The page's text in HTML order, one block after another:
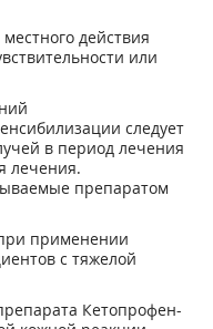
действия
или
следует
в период лечения
лечения.
препаратом
применении
с тяжелой
Кетопрофен-